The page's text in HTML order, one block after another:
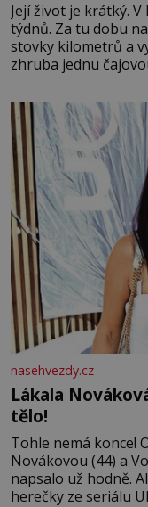
Její život je krátký.
týdnů. Za tu dobu
stovky kilometrů a
zhruba jednu
tisíc příslušnic
nejdokonalejších
nasehvezdy.cz
Lákala
tělo!
Tohle nemá konce!
Novákovou (44) a
napsalo už hodně.
herečky ze seriálu